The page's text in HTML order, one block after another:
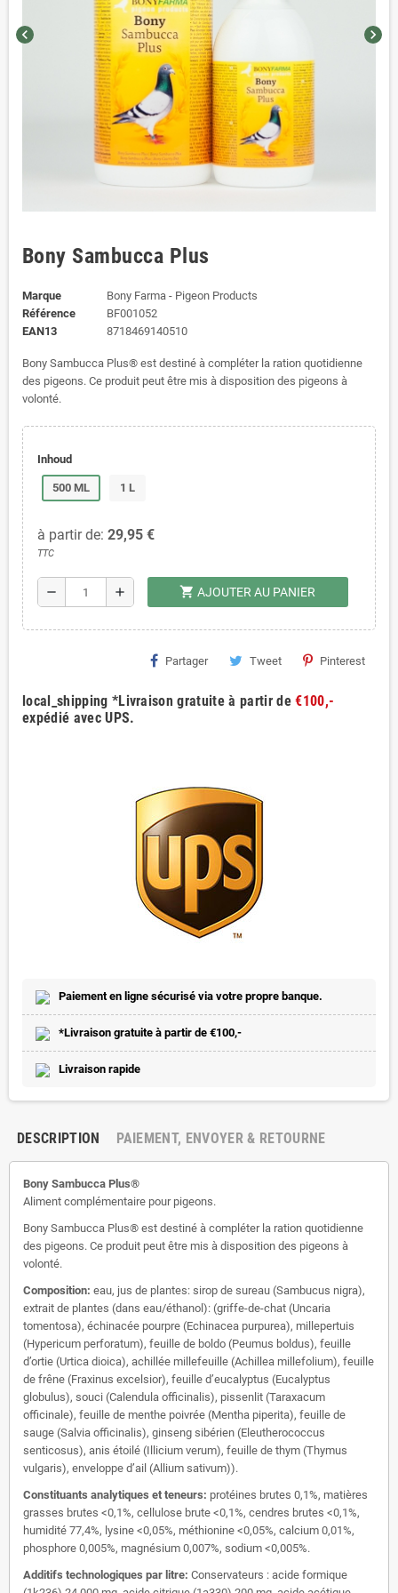
chevron_left chevron_right
Bony Sambucca Plus
Marque
Bony Farma - Pigeon Products
Référence
BF001052
EAN13
8718469140510
Bony Sambucca Plus® est destiné à compléter la ration quotidienne
des pigeons. Ce produit peut être mis à disposition des pigeons à
volonté.
Inhoud
500 ML 1 L
à partir de: 29,95 €
TTC
remove add shopping_cart AJOUTER AU PANIER
Partager Tweet Pinterest
local_shipping *Livraison gratuite à partir de€100,-
expédié avec UPS.
Paiement en ligne sécurisé via votre propre banque.
*Livraison gratuite à partir de €100,-
Livraison rapide
DESCRIPTION PAIEMENT, ENVOYER & RETOURNE
Bony Sambucca Plus®
Aliment complémentaire pour pigeons.
Bony Sambucca Plus® est destiné à compléter la ration quotidienne
des pigeons. Ce produit peut être mis à disposition des pigeons à
volonté.
Composition: eau, jus de plantes: sirop de sureau (Sambucus nigra),
extrait de plantes (dans eau/éthanol): (griffe-de-chat (Uncaria
tomentosa), échinacée pourpre (Echinacea purpurea), millepertuis
(Hypericum perforatum), feuille de boldo (Peumus boldus), feuille
d’ortie (Urtica dioica), achillée millefeuille (Achillea millefolium), feuille
de frêne (Fraxinus excelsior), feuille d’eucalyptus (Eucalyptus
globulus), souci (Calendula officinalis), pissenlit (Taraxacum
officinale), feuille de menthe poivrée (Mentha piperita), feuille de
sauge (Salvia officinalis), ginseng sibérien (Eleutherococcus
senticosus), anis étoilé (Illicium verum), feuille de thym (Thymus
vulgaris), enveloppe d’ail (Allium sativum)).
Constituants analytiques et teneurs: protéines brutes 0,1%, matières
grasses brutes <0,1%, cellulose brute <0,1%, cendres brutes <0,1%,
humidité 77,4%, lysine <0,05%, méthionine <0,05%, calcium 0,01%,
phosphore 0,005%, magnésium 0,007%, sodium <0,005%.
Additifs technologiques par litre: Conservateurs : acide formique